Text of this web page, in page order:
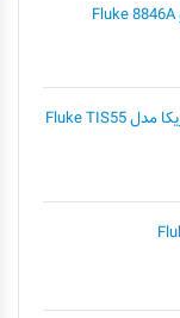
دوربین تصویربرداری حرارتی فلوک آمریکا مدل Fluke TIS55